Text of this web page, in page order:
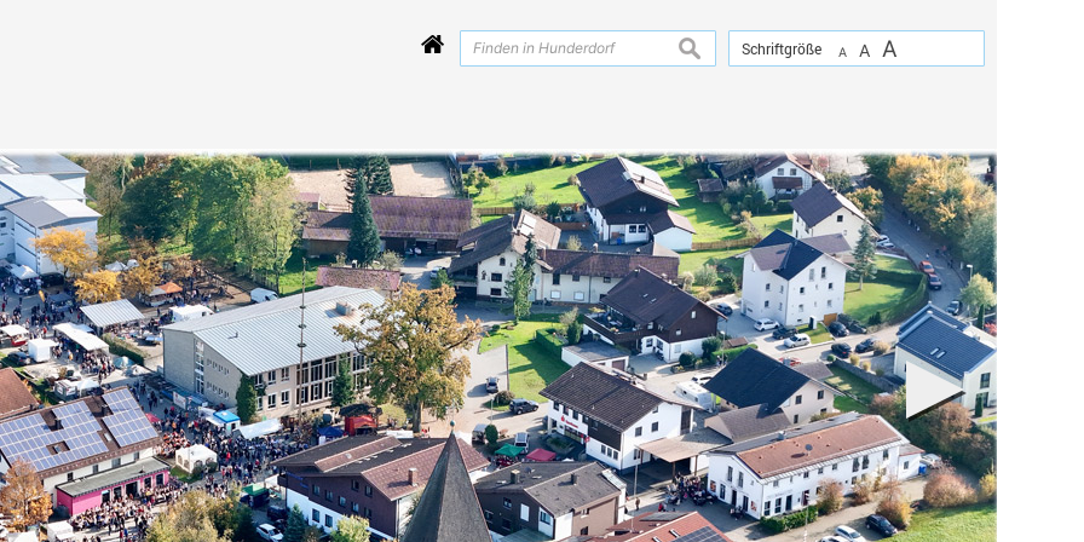
Schriftgröße A A A
suchen